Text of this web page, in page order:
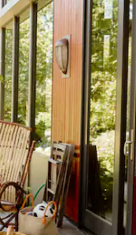
プして検索結果を確認